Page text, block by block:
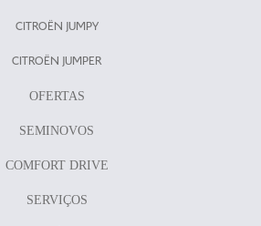
CITROËN JUMPY
CITROËN JUMPER
OFERTAS
SEMINOVOS
COMFORT DRIVE
SERVIÇOS